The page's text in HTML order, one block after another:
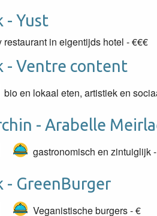
- Yust
restaurant in eigentijds hotel - €€€
- Ventre content
bio en lokaal eten, artistiek en
- Arabelle
gastronomisch en zintuiglijk
- GreenBurger
Veganistische burgers -€